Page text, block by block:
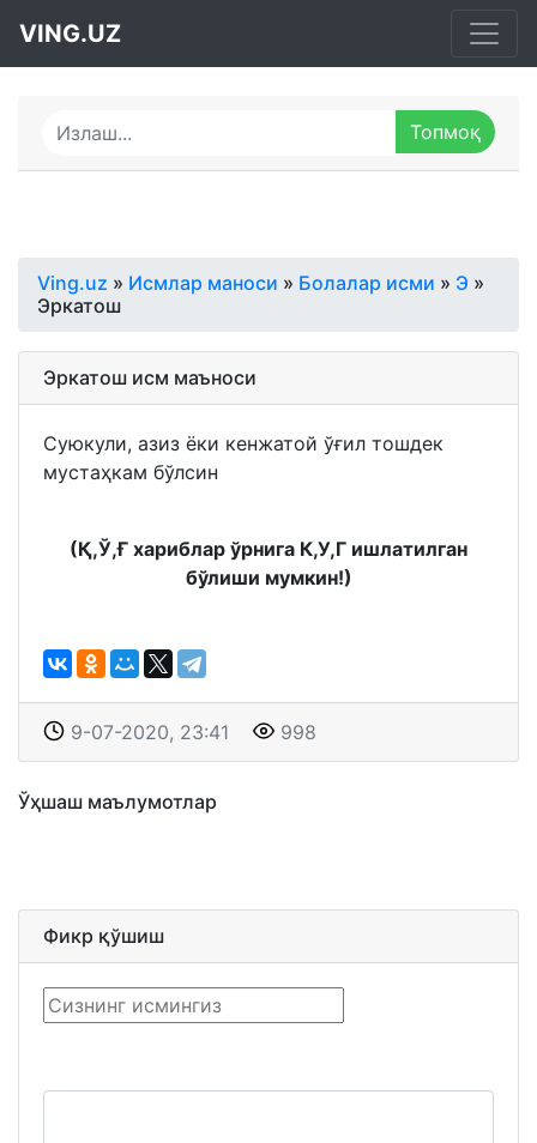
VING.UZ
Ving.uz » Исмлар маноси » Болалар исми » Э »
Эркатош
Эркатош исм маъноси
Суюкули, азиз ёки кенжатой ўғил тошдек
мустаҳкам бўлсин
(Қ,Ў,Ғ хариблар ўрнига К,У,Г ишлатилган
бўлиши мумкин!)
9-07-2020, 23:41 998
Ўҳшаш маълумотлар
Фикр қўшиш